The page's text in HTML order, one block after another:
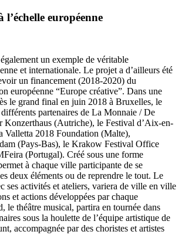
européenne
un exemple de véritable
et internationale. Le projet a d’ailleurs été
un financement (2018-2020) du
européenne “Europe créative”. Dans une
le grand final en juin 2018 à Bruxelles, le
partenaires de La Monnaie / De
Konzerthaus (Autriche), le Festival d’Aix-en-
Valletta 2018 Foundation (Malte),
(Pays-Bas), le Krakow Festival Office
(Portugal). Créé sous une forme
à chaque ville participante de se
deux éléments ou de reprendre le tout. Le
ses activités et ateliers, variera de ville en ville
et actions développées par chaque
le théâtre musical, partira en tournée dans
sous la houlette de l’équipe artistique de
accompagnée par des choristes et artistes